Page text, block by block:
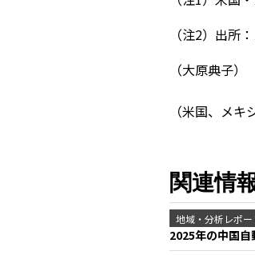
（注2）出所
（大原典子）
（米国、メキ
関連情
地域・分析レポー
2025年の中国